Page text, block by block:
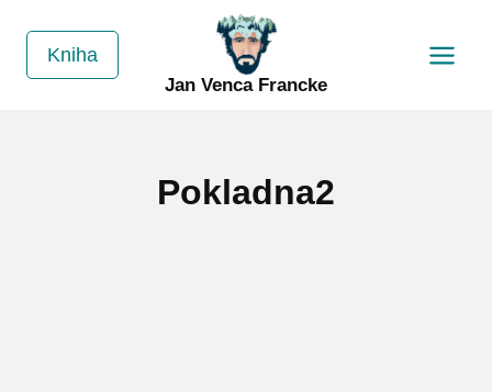
Kniha
Jan Venca Francke
Pokladna2